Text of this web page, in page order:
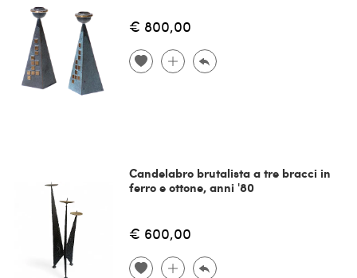
€ 800,00
Candelabro brutalista a tre bracci in
ferro e ottone, anni '80
€ 600,00